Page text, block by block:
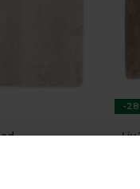
-
Liv